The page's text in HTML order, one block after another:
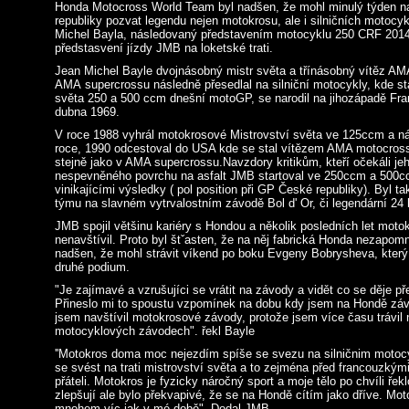
Honda Motocross World Team byl nadšen, že mohl minulý týden
republiky pozvat legendu nejen motokrosu, ale i silničních
Michel Bayla, následovaný představením motocyklu 250 CRF
předstasvení jízdy JMB na loketské trati.
Jean Michel Bayle dvojnásobný mistr světa a třínásobný vítěz
AMA supercrossu následně přesedlal na silniční motocykly, kde
světa 250 a 500 ccm dnešní motoGP, se narodil na jihozápadě
dubna 1969.
V roce 1988 vyhrál motokrosové Mistrovství světa ve 125ccm a
roce, 1990 odcestoval do USA kde se stal vítězem AMA
stejně jako v AMA supercrossu.Navzdory kritikům, kteří očekáli
nespevněného povrchu na asfalt JMB startoval ve 250ccm a
vinikajícími výsledky ( pol position při GP České republiky). Byl
týmu na slavném vytrvalostním závodě Bol d' Or, či legendární 24
JMB spojil většinu kariéry s Hondou a několik posledních let
nenavštívil. Proto byl štˇasten, že na něj fabrická Honda
nadšen, že mohl strávit víkend po boku Evgeny Bobrysheva,
druhé podium.
"Je zajímavé a vzrušujíci se vrátit na závody a vidět co se děje
Přineslo mi to spoustu vzpomínek na dobu kdy jsem na Hondě
jsem navštívil motokrosové závody, protože jsem více času trávil
motocyklových závodech". řekl Bayle
''Motokros doma moc nejezdím spíše se svezu na silničnim
se svést na trati mistrovství světa a to zejména před
přáteli. Motokros je fyzicky náročný sport a moje tělo po chvíli
zlepšují ale bylo překvapivé, že se na Hondě cítím jako dříve.